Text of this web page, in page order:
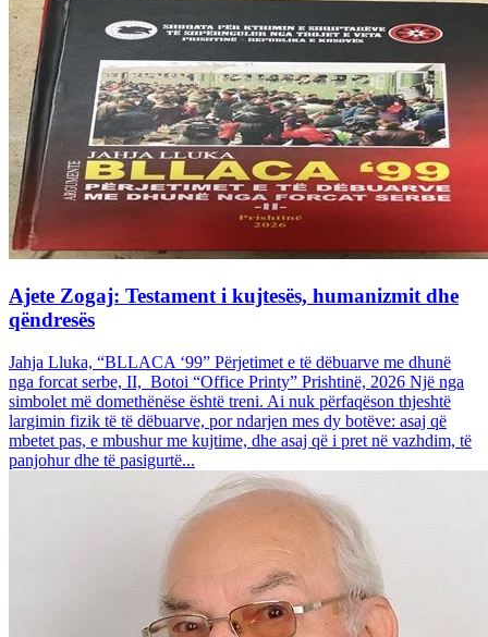
Ajete Zogaj: Testament i kujtesës, humanizmit dhe
qëndresës
Jahja Lluka, “BLLACA ‘99” Përjetimet e të dëbuarve me dhunë
nga forcat serbe, II, Botoi “Office Printy” Prishtinë, 2026 Një nga
simbolet më domethënëse është treni. Ai nuk përfaqëson thjeshtë
largimin fizik të të dëbuarve, por ndarjen mes dy botëve: asaj që
mbetet pas, e mbushur me kujtime, dhe asaj që i pret në vazhdim, të
panjohur dhe të pasigurtë...